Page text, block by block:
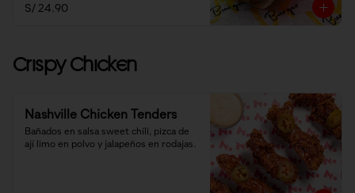
S/ 24.90
Crispy Chicken
Nashville Chicken Tenders
Bañados en salsa sweet chili, pizca de
ají limo en polvo y jalapeños en rodajas.